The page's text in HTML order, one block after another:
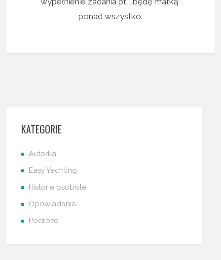
ponad wszystko.
KATEGORIE
Autorka
Easy Yachting
Historie osobiste
Opowiadania
Podróże